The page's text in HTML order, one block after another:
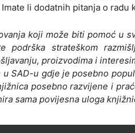
li dodatnih pitanja o
koji može biti pomoć u
podrška strateškom
proizvodima i
SAD-u gdje je posebno
posebno razvijene i
sama povijesna uloga